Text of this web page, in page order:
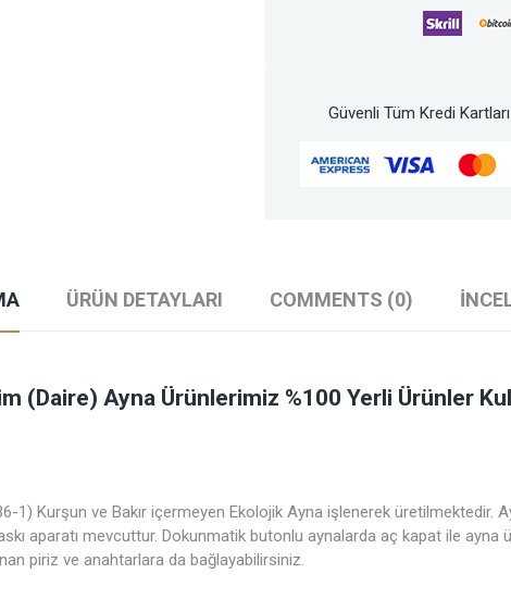
Güvenli Tüm Kredi
ÜRÜN DETAYLARI COMMENTS (0)
(daire) Ayna Ürünlerimiz %100 Yerli Ürünler
1) Kurşun ve Bakır içermeyen Ekolojik Ayna işlenerek üretilmektedir.
aparatı mevcuttur. Dokunmatik butonlu aynalarda aç kapat ile
piriz ve anahtarlara da bağlayabilirsiniz.